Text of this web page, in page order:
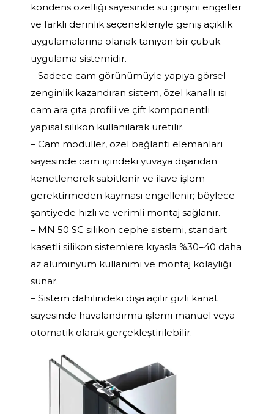
kondens özelliği sayesinde su girişini engeller
ve farklı derinlik seçenekleriyle geniş açıklık
uygulamalarına olanak tanıyan bir çubuk
uygulama sistemidir.
– Sadece cam görünümüyle yapıya görsel
zenginlik kazandıran sistem, özel kanallı ısı
cam ara çıta profili ve çift komponentli
yapısal silikon kullanılarak üretilir.
– Cam modüller, özel bağlantı elemanları
sayesinde cam içindeki yuvaya dışarıdan
kenetlenerek sabitlenir ve ilave işlem
gerektirmeden kayması engellenir; böylece
şantiyede hızlı ve verimli montaj sağlanır.
– MN 50 SC silikon cephe sistemi, standart
kasetli silikon sistemlere kıyasla %30–40 daha
az alüminyum kullanımı ve montaj kolaylığı
sunar.
– Sistem dahilindeki dışa açılır gizli kanat
sayesinde havalandırma işlemi manuel veya
otomatik olarak gerçekleştirilebilir.